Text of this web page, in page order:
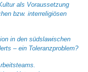
als Voraussetzung
bzw. interreligiösen
in den südslawischen
– ein Toleranzproblem?